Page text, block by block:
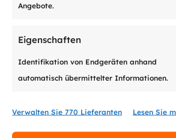
Angebote.
Eigenschaften
Identifikation von Endgeräten anhand
automatisch übermittelter Informationen.
Verwalten Sie 770 Lieferanten Lesen Sie
Debitors management
Avenue de Rhodanie
CH-1007 Lausanne